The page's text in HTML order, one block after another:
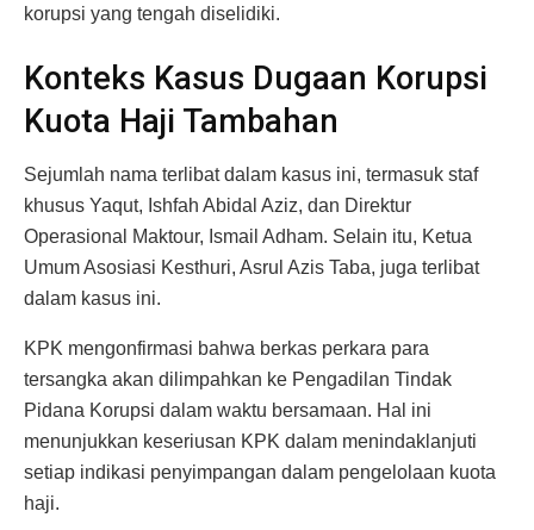
korupsi yang tengah diselidiki.
Konteks Kasus Dugaan Korupsi
Kuota Haji Tambahan
Sejumlah nama terlibat dalam kasus ini, termasuk staf
khusus Yaqut, Ishfah Abidal Aziz, dan Direktur
Operasional Maktour, Ismail Adham. Selain itu, Ketua
Umum Asosiasi Kesthuri, Asrul Azis Taba, juga terlibat
dalam kasus ini.
KPK mengonfirmasi bahwa berkas perkara para
tersangka akan dilimpahkan ke Pengadilan Tindak
Pidana Korupsi dalam waktu bersamaan. Hal ini
menunjukkan keseriusan KPK dalam menindaklanjuti
setiap indikasi penyimpangan dalam pengelolaan kuota
haji.